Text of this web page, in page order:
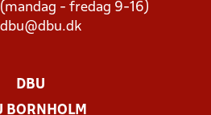
(mandag - fredag 9-16)
dbu@dbu.dk
DBU
BORNHOLM